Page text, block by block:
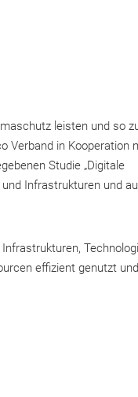
leisten und so
Verband in Kooperation
Studie „Digitale
Infrastrukturen und
effizient genutzt